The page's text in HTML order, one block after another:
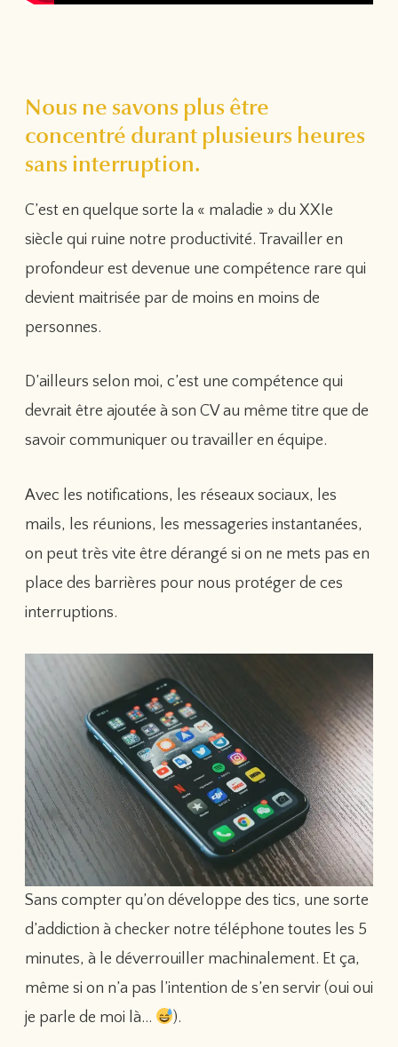
Nous ne savons plus être
concentré durant plusieurs heures
sans interruption.
C’est en quelque sorte la « maladie » du XXIe
siècle qui ruine notre productivité. Travailler en
profondeur est devenue une compétence rare qui
devient maitrisée par de moins en moins de
personnes.
D’ailleurs selon moi, c’est une compétence qui
devrait être ajoutée à son CV au même titre que de
savoir communiquer ou travailler en équipe.
Avec les notifications, les réseaux sociaux, les
mails, les réunions, les messageries instantanées,
on peut très vite être dérangé si on ne mets pas en
place des barrières pour nous protéger de ces
interruptions.
Sans compter qu’on développe des tics, une sorte
d’addiction à checker notre téléphone toutes les 5
minutes, à le déverrouiller machinalement. Et ça,
même si on n’a pas l’intention de s’en servir (oui oui
je parle de moi là…
).